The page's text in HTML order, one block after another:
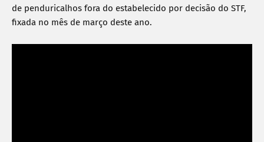
de penduricalhos fora do estabelecido por decisão do STF,
fixada no mês de março deste ano.